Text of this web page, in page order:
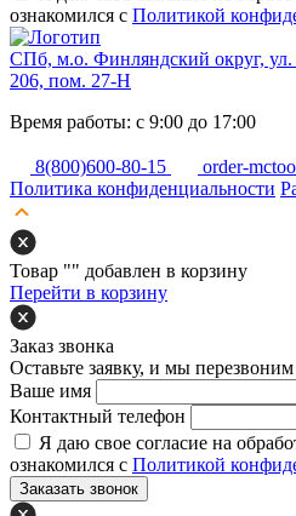
ознакомился с Политикой
СПб, м.о. Финляндский округ,
206, пом. 27-Н
Время работы: с 9:00 до 17:00
8(800)600-80-15
order-
Политика конфиденциальности
Товар "" добавлен в корзину
Перейти в корзину
Заказ звонка
Оставьте заявку, и мы
Ваше имя
Контактный телефон
Я даю свое согласие на
ознакомился с Политикой
Заказать звонок